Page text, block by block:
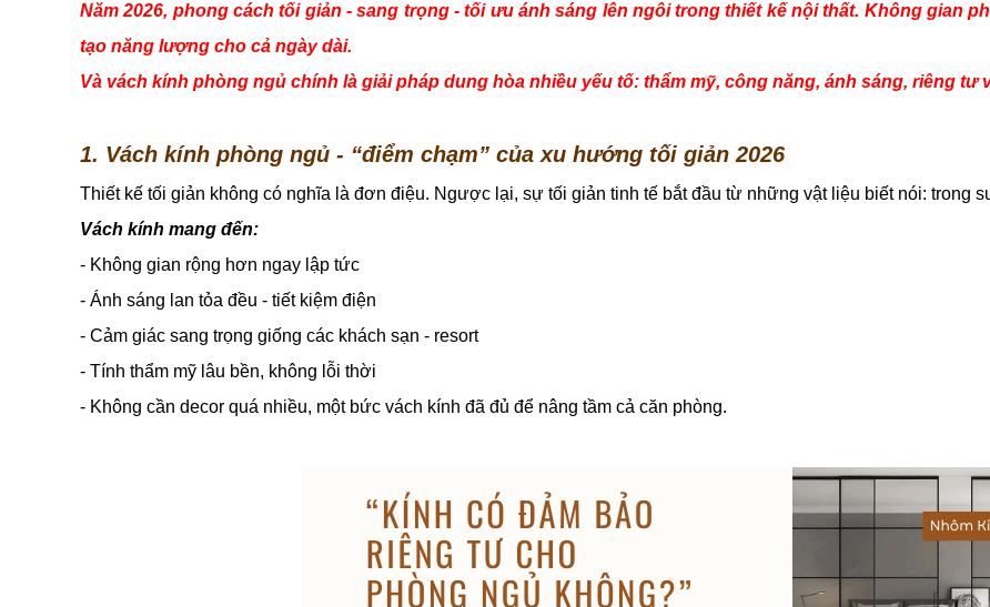
Năm 2026, phong cách tối giản - sang trọng - tối ưu ánh sáng lên ngôi trong thiết kế nội thất. Không gian
tạo năng lượng cho cả ngày dài.
Và vách kính phòng ngủ chính là giải pháp dung hòa nhiều yếu tố: thẩm mỹ, công năng, ánh sáng, riêng tư
1. Vách kính phòng ngủ - “điểm chạm” của xu hướng tối giản 2026
Thiết kế tối giản không có nghĩa là đơn điệu. Ngược lại, sự tối giản tinh tế bắt đầu từ những vật liệu biết nói: trong
Vách kính mang đến:
- Không gian rộng hơn ngay lập tức
- Ánh sáng lan tỏa đều - tiết kiệm điện
- Cảm giác sang trọng giống các khách sạn - resort
- Tính thẩm mỹ lâu bền, không lỗi thời
- Không cần decor quá nhiều, một bức vách kính đã đủ để nâng tầm cả căn phòng.